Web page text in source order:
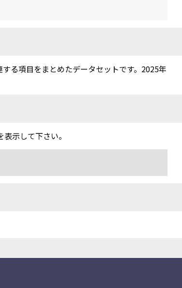
る項目をまとめたデータセットです。2025年
示して下さい。